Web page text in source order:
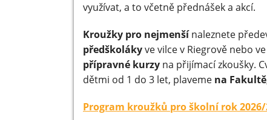
využívat, a to včetně přednášek a akcí.
Kroužky pro nejmenšínaleznete
předškolákyve vilce v Riegrově nebo
přípravné kurzy na přijímací zkoušky.
dětmi od 1 do 3 let, plaveme na Fakultě
Program kroužků pro školní rok